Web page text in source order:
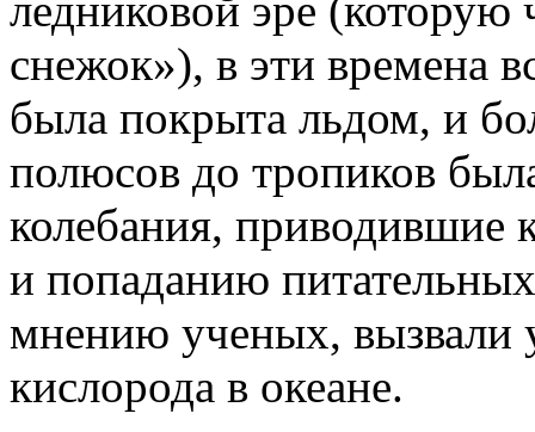
ледниковой эре (которую
снежок»), в эти времена
была покрыта льдом, и
полюсов до тропиков
колебания, приводившие
и попаданию
мнению ученых, вызвали
кислорода в океане.